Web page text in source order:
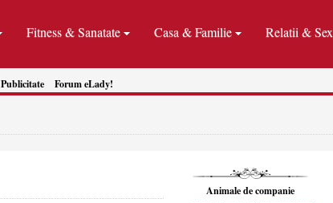
Fitness & Sanatate Casa & Familie Relatii & Sex
Publicitate Forum eLady!
Animale de companie